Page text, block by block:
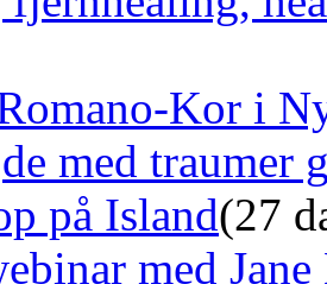
Kor i
med traumer
på Island(27
med